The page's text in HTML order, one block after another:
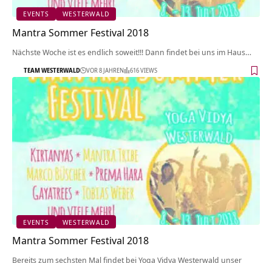
EVENTS WESTERWALD
Mantra Sommer Festival 2018
Nächste Woche ist es endlich soweit!!! Dann findet bei uns im Haus…
TEAM WESTERWALD VOR 8 JAHREN 616 VIEWS
EVENTS WESTERWALD
Mantra Sommer Festival 2018
Bereits zum sechsten Mal findet bei Yoga Vidya Westerwald unser